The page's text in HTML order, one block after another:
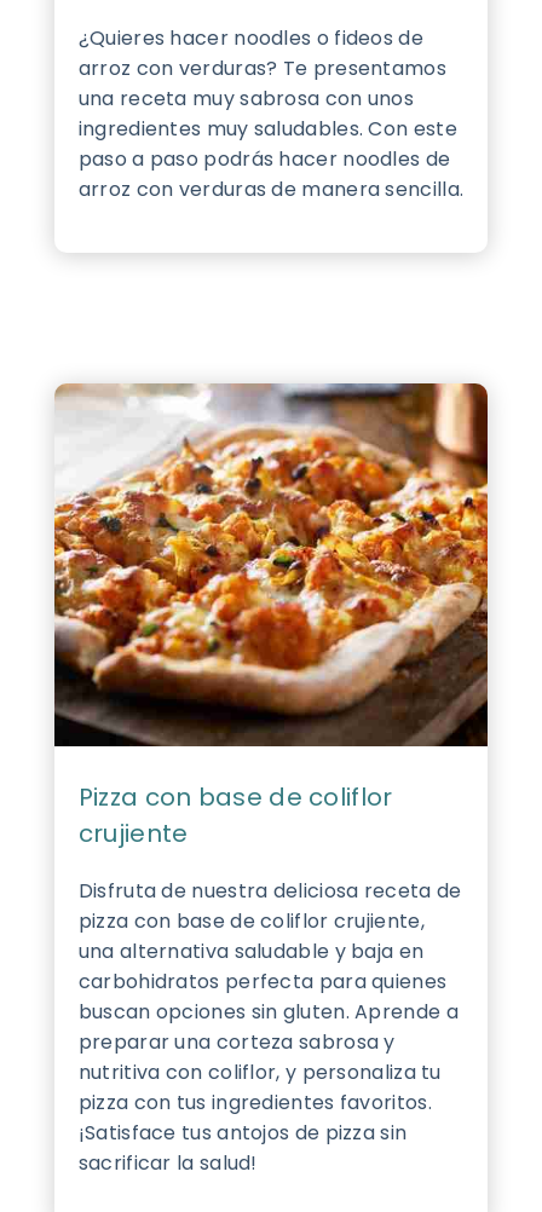
¿Quieres hacer noodles o fideos de
arroz con verduras? Te presentamos
una receta muy sabrosa con unos
ingredientes muy saludables. Con este
paso a paso podrás hacer noodles de
arroz con verduras de manera sencilla.
Pizza con base de coliflor
crujiente
Disfruta de nuestra deliciosa receta de
pizza con base de coliflor crujiente,
una alternativa saludable y baja en
carbohidratos perfecta para quienes
buscan opciones sin gluten. Aprende a
preparar una corteza sabrosa y
nutritiva con coliflor, y personaliza tu
pizza con tus ingredientes favoritos.
¡Satisface tus antojos de pizza sin
sacrificar la salud!